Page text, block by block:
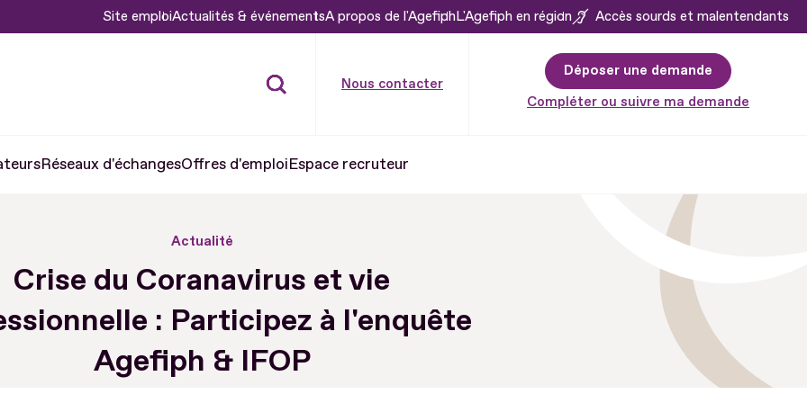
Site emploiActualités & événementsA propos de l'AgefiphL'Agefiph en région Accès sourds et malentendants
Nous contacter
Déposer une demande
Compléter ou suivre ma demande
Réseaux d'échangesOffres d'emploiEspace recruteur
Actualité
Crise du Coranavirus et vie
: Participez à l'enquête
Agefiph & IFOP